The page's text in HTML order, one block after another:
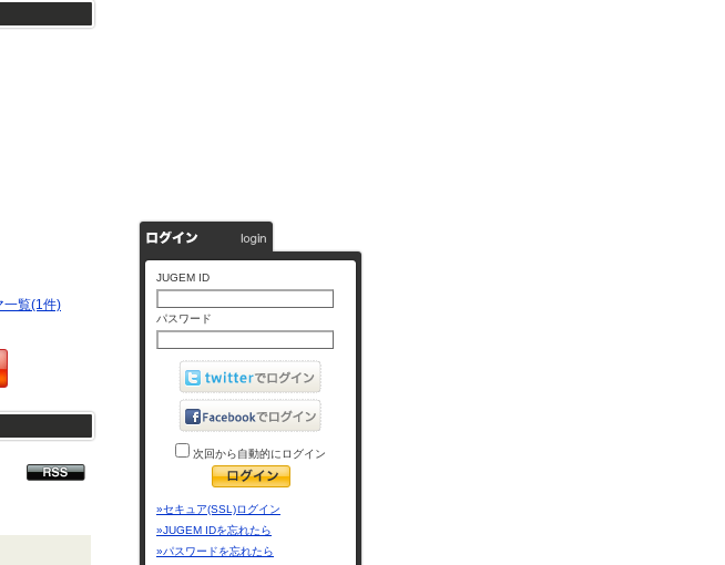
一覧(1件)
JUGEM ID
パスワード
次回から自動的にログイン
»セキュア(SSL)ログイン
»JUGEM IDを忘れたら
»パスワードを忘れたら